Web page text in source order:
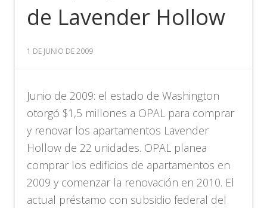
de Lavender Hollow
1 DE JUNIO DE 2009
Junio de 2009: el estado de Washington
otorgó $1,5 millones a OPAL para comprar
y renovar los apartamentos Lavender
Hollow de 22 unidades. OPAL planea
comprar los edificios de apartamentos en
2009 y comenzar la renovación en 2010. El
actual préstamo con subsidio federal del